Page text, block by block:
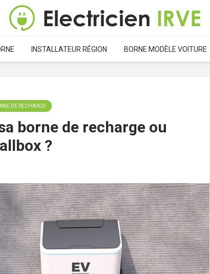
INSTALLATEUR RÉGION BORNE MODÈLE VOITURE
DE RECHARGE
borne de recharge ou
?